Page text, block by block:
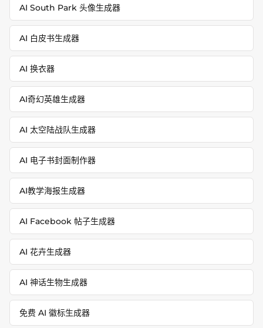
AI South Park 头像生成器
AI 白皮书生成器
AI 换衣器
AI奇幻英雄生成器
AI 太空陆战队生成器
AI 电子书封面制作器
AI教学海报生成器
AI Facebook 帖子生成器
AI 花卉生成器
AI 神话生物生成器
免费 AI 徽标生成器